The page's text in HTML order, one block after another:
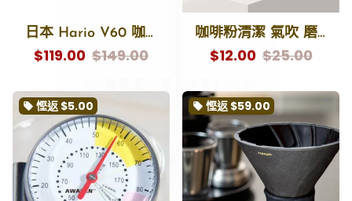
日本 Hario V60 咖啡師分享壺 01 02手沖咖啡下壺
$119.00 $149.00
咖啡粉清潔 氣吹 磨豆器 鏡頭清潔吹氣球 Grinder Air Blower
$12.00 $25.00
local_offer 慳返 $5.00 local_offer 慳返 $59.00